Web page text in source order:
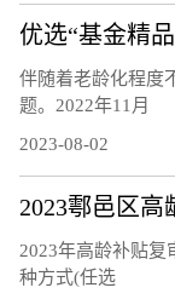
伴随着老龄化程度
题。2022年11月
2023-08-02
2023鄠邑区高
2023年高龄补贴复
种方式(任选